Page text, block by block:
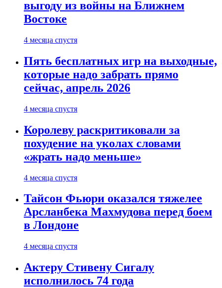
выгоду из войны на Ближнем
Востоке
4 месяца спустя
Пять бесплатных игр на выходные,
которые надо забрать прямо
сейчас, апрель 2026
4 месяца спустя
Королеву раскритиковали за
похудение на уколах словами
«жрать надо меньше»
4 месяца спустя
Тайсон Фьюри оказался тяжелее
Арсланбека Махмудова перед боем
в Лондоне
4 месяца спустя
Актеру Стивену Сигалу
исполнилось 74 года